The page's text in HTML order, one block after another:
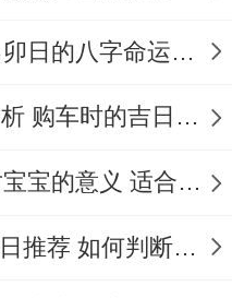
| 冲蛇煞西|点击查
|八月初二| 宜: 嫁
、搬家、入宅等 |
己卯日生人八字富贵 己卯日的八字命运如何
2025年买车提车吉日分析 购车时的吉日与禁忌
2024年农历12月吉日对宝宝的意义 适合龙年宝宝出生的日子有哪些
龙年12月出生宝宝的吉日推荐 如何判断吉日是否适合宝宝